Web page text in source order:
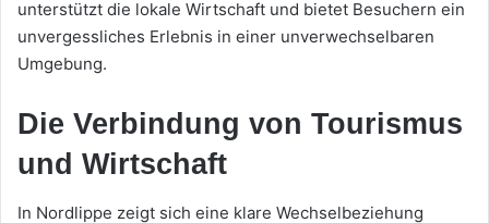
unterstützt die lokale Wirtschaft und bietet Besuchern ein
unvergessliches Erlebnis in einer unverwechselbaren
Umgebung.
Die Verbindung von Tourismus
und Wirtschaft
In Nordlippe zeigt sich eine klare Wechselbeziehung